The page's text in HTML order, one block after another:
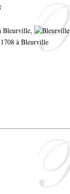
Bleurville,
à Bleurville